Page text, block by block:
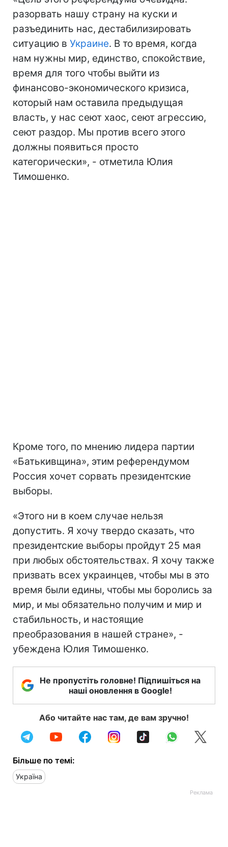
разорвать нашу страну на куски и
разъединить нас, дестабилизировать
ситуацию в Украине. В то время, когда
нам нужны мир, единство, спокойствие,
время для того чтобы выйти из
финансово-экономического кризиса,
который нам оставила предыдущая
власть, у нас сеют хаос, сеют агрессию,
сеют раздор. Мы против всего этого
должны появиться просто
категорически», - отметила Юлия
Тимошенко.
Кроме того, по мнению лидера партии
«Батькивщина», этим референдумом
Россия хочет сорвать президентские
выборы.
«Этого ни в коем случае нельзя
допустить. Я хочу твердо сказать, что
президентские выборы пройдут 25 мая
при любых обстоятельствах. Я хочу также
призвать всех украинцев, чтобы мы в это
время были едины, чтобы мы боролись за
мир, и мы обязательно получим и мир и
стабильность, и настоящие
преобразования в нашей стране», -
убеждена Юлия Тимошенко.
Не пропустіть головне! Підпишіться на
наші оновлення в Google!
Або читайте нас там, де вам зручно!
Більше по темі:
Україна